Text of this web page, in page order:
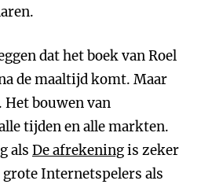
dat het boek van Roel
de maaltijd komt. Maar
bouwen van
tijden en alle markten.
als De afrekeningis zeker
Internetspelers als